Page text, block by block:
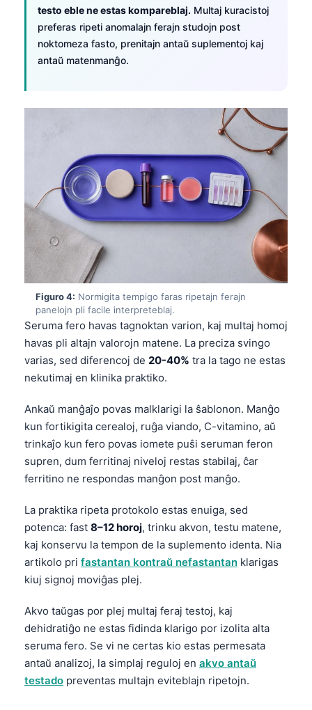
testo eble ne estas kompareblaj. Multaj kuracistoj
preferas ripeti anomalajn ferajn studojn post
noktomeza fasto, prenitajn antaŭ suplementoj kaj
antaŭ matenmanĝo.
Figuro 4: Normigita tempigo faras ripetajn ferajn
panelojn pli facile interpreteblaj.
Seruma fero havas tagnoktan varion, kaj multaj homoj
havas pli altajn valorojn matene. La preciza svingo
varias, sed diferencoj de 20-40% tra la tago ne estas
nekutimaj en klinika praktiko.
Ankaŭ manĝaĵo povas malklarigi la ŝablonon. Manĝo
kun fortikigita cerealoj, ruĝa viando, C-vitamino, aŭ
trinkaĵo kun fero povas iomete puŝi seruman feron
supren, dum ferritinaj niveloj restas stabilaj, ĉar
ferritino ne respondas manĝon post manĝo.
La praktika ripeta protokolo estas enuiga, sed
potenca: fast 8–12 horoj, trinku akvon, testu matene,
kaj konservu la tempon de la suplemento identa. Nia
artikolo pri fastantan kontraŭ nefastantan klarigas
kiuj signoj moviĝas plej.
Akvo taŭgas por plej multaj feraj testoj, kaj
dehidratiĝo ne estas fidinda klarigo por izolita alta
seruma fero. Se vi ne certas kio estas permesata
antaŭ analizoj, la simplaj reguloj en akvo antaŭ
testado preventas multajn eviteblajn ripetojn.